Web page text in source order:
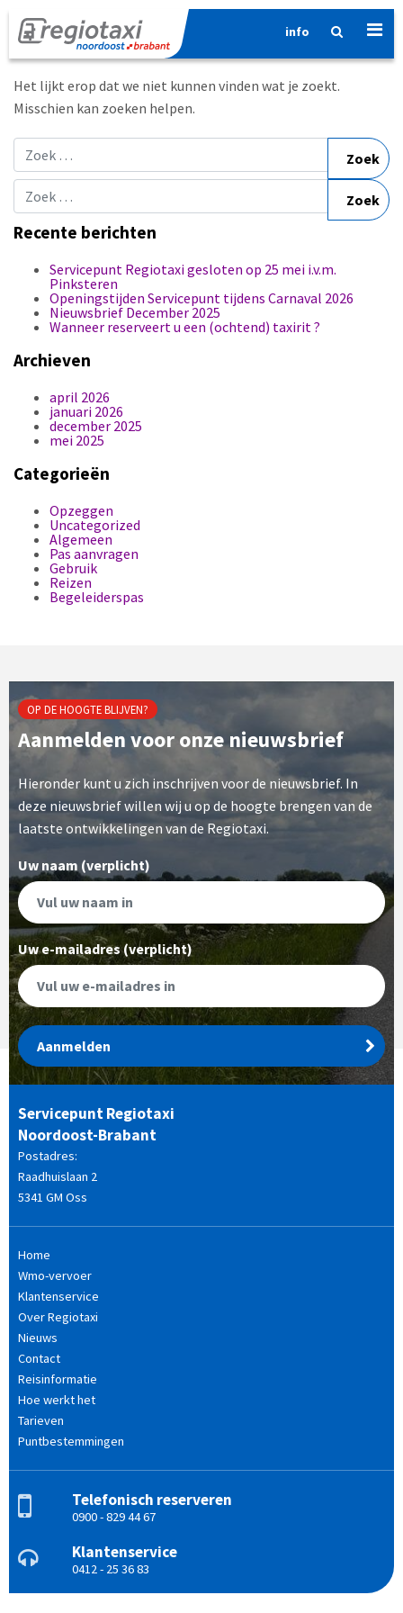
info
Niets gevonden
Het lijkt erop dat we niet kunnen vinden wat je zoekt.
Misschien kan zoeken helpen.
Zoek naar:
Zoek naar:
Recente berichten
Servicepunt Regiotaxi gesloten op 25 mei i.v.m.
Pinksteren
Openingstijden Servicepunt tijdens Carnaval 2026
Nieuwsbrief December 2025
Wanneer reserveert u een (ochtend) taxirit ?
Archieven
april 2026
januari 2026
december 2025
mei 2025
Categorieën
Opzeggen
Uncategorized
Algemeen
Pas aanvragen
Gebruik
Reizen
Begeleiderspas
OP DE HOOGTE BLIJVEN?
Aanmelden voor onze nieuwsbrief
Hieronder kunt u zich inschrijven voor de nieuwsbrief. In
deze nieuwsbrief willen wij u op de hoogte brengen van de
laatste ontwikkelingen van de Regiotaxi.
Uw naam (verplicht)
Uw e-mailadres (verplicht)
Aanmelden
Servicepunt Regiotaxi
Noordoost-Brabant
Postadres:
Raadhuislaan 2
5341 GM Oss
Home
Wmo-vervoer
Klantenservice
Over Regiotaxi
Nieuws
Contact
Reisinformatie
Hoe werkt het
Tarieven
Puntbestemmingen
Telefonisch reserveren
0900 - 829 44 67
Klantenservice
0412 - 25 36 83